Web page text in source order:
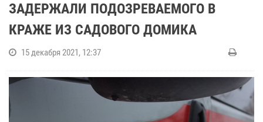
ЗАДЕРЖАЛИ ПОДОЗРЕВАЕМОГО В
КРАЖЕ ИЗ САДОВОГО ДОМИКА
15 декабря 2021, 12:37